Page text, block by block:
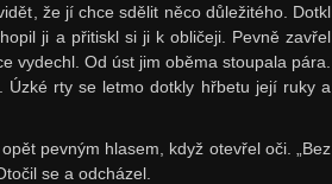
že jí chce sdělit něco důležitého. Dotkl
ji a přitiskl si ji k obličeji. Pevně zavřel
vydechl. Od úst jim oběma stoupala pára.
Úzké rty se letmo dotkly hřbetu její ruky a
pevným hlasem, když otevřel oči. „Bez
se a odcházel.